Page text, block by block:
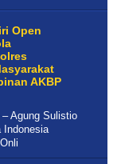
Open
AKBP
Agung Sulistio
Indonesia